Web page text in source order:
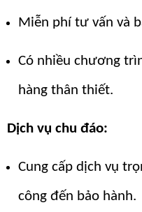
Miễn phí tư vấn và
Có nhiều chương
hàng thân thiết.
Dịch vụ chu đáo:
Cung cấp dịch vụ
công đến bảo hành.